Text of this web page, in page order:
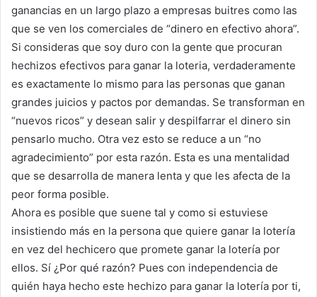
ganancias en un largo plazo a empresas buitres como las
que se ven los comerciales de “dinero en efectivo ahora”.
Si consideras que soy duro con la gente que procuran
hechizos efectivos para ganar la loteria, verdaderamente
es exactamente lo mismo para las personas que ganan
grandes juicios y pactos por demandas. Se transforman en
“nuevos ricos” y desean salir y despilfarrar el dinero sin
pensarlo mucho. Otra vez esto se reduce a un “no
agradecimiento” por esta razón. Esta es una mentalidad
que se desarrolla de manera lenta y que les afecta de la
peor forma posible.
Ahora es posible que suene tal y como si estuviese
insistiendo más en la persona que quiere ganar la lotería
en vez del hechicero que promete ganar la lotería por
ellos. Sí ¿Por qué razón? Pues con independencia de
quién haya hecho este hechizo para ganar la lotería por ti,